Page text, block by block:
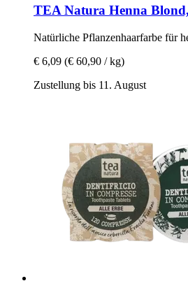
TEA Natura Henna
Natürliche Pflanzenhaarfarbe für
€ 6,09 (€ 60,90 / kg)
Zustellung bis 11. August